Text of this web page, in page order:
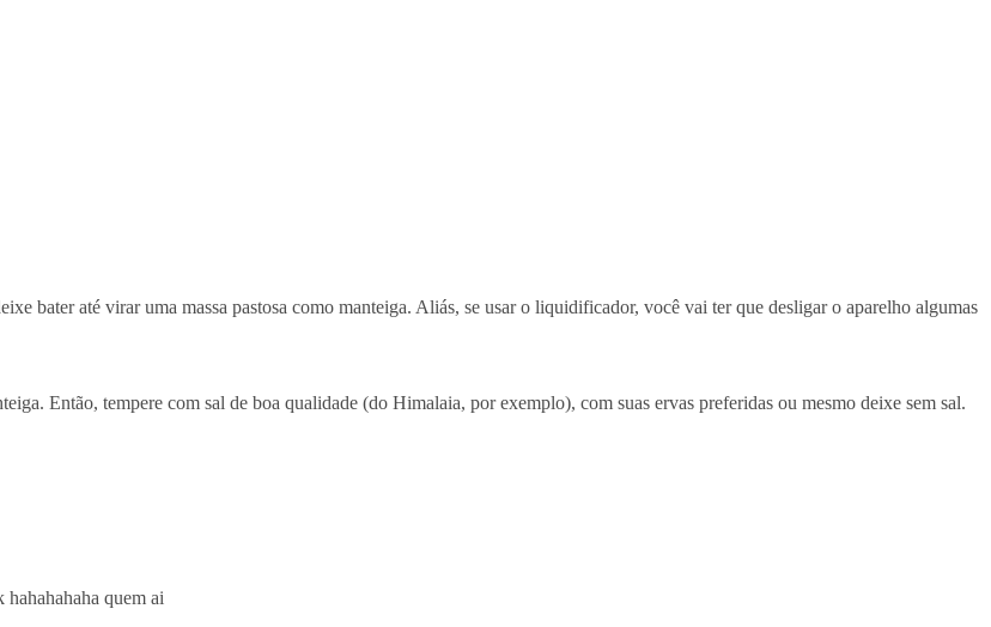
bater até virar uma massa pastosa como manteiga. Aliás, se usar o liquidificador, você vai ter que desligar o aparelho algumas
Então, tempere com sal de boa qualidade (do Himalaia, por exemplo), com suas ervas preferidas ou mesmo deixe sem sal.
quem ai